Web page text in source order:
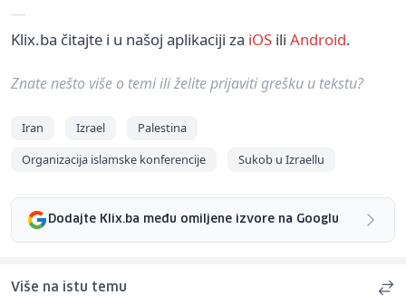
Klix.ba čitajte i u našoj aplikaciji za iOS ili Android.
Znate nešto više o temi ili želite prijaviti grešku u tekstu?
Iran Izrael
Palestina
Organizacija islamske konferencije
Sukob u Izraellu
Dodajte Klix.ba među omiljene izvore na Googlu
Više na istu temu